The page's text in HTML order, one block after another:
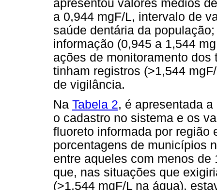
apresentou valores médios
a 0,944 mgF/L, intervalo de
saúde dentária da
informação (0,945 a 1,544
ações de monitoramento dos
tinham registros (>1,544
de vigilância.
Na Tabela 2, é apresentada
o cadastro no sistema e os
fluoreto informada por região
porcentagens de municípios
entre aqueles com menos
que, nas situações que
(>1,544 mgF/L na água),